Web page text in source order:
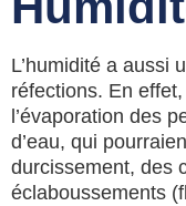
L’humidité a aussi
réfections. En
l’évaporation des
d’eau, qui
durcissement, des
éclaboussements